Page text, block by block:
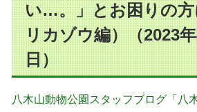
い…。」とお困りの
リカゾウ編）（2023
日）
八木山動物公園スタッフブログ「八